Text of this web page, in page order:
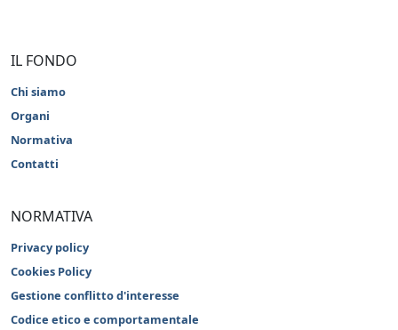
IL FONDO
Chi siamo
Organi
Normativa
Contatti
NORMATIVA
Privacy policy
Cookies Policy
Gestione conflitto d'interesse
Codice etico e comportamentale